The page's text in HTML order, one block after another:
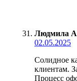
Людмила
02.05.2025
Солидное
клиентам.
Процесс